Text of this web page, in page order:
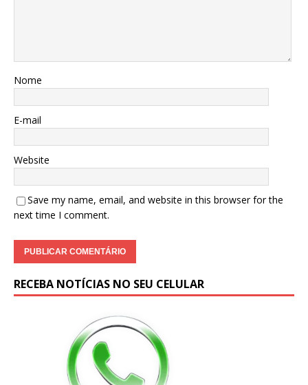
Nome
E-mail
Website
Save my name, email, and website in this browser for the
next time I comment.
RECEBA NOTÍCIAS NO SEU CELULAR